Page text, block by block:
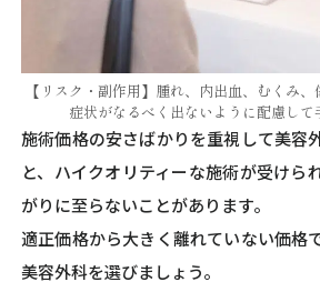
【リスク・副作用】腫れ、内出血、むくみ
症状がなるべく出ないように配慮して
施術価格の安さばかりを重視して美容
と、ハイクオリティーな施術が受けら
がりに至らないことがあります。
適正価格から大きく離れていない価格
美容外科を選びましょう。